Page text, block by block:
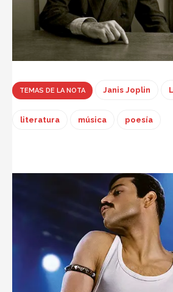
TEMAS DE LA NOTA Janis Joplin
literatura música poesía